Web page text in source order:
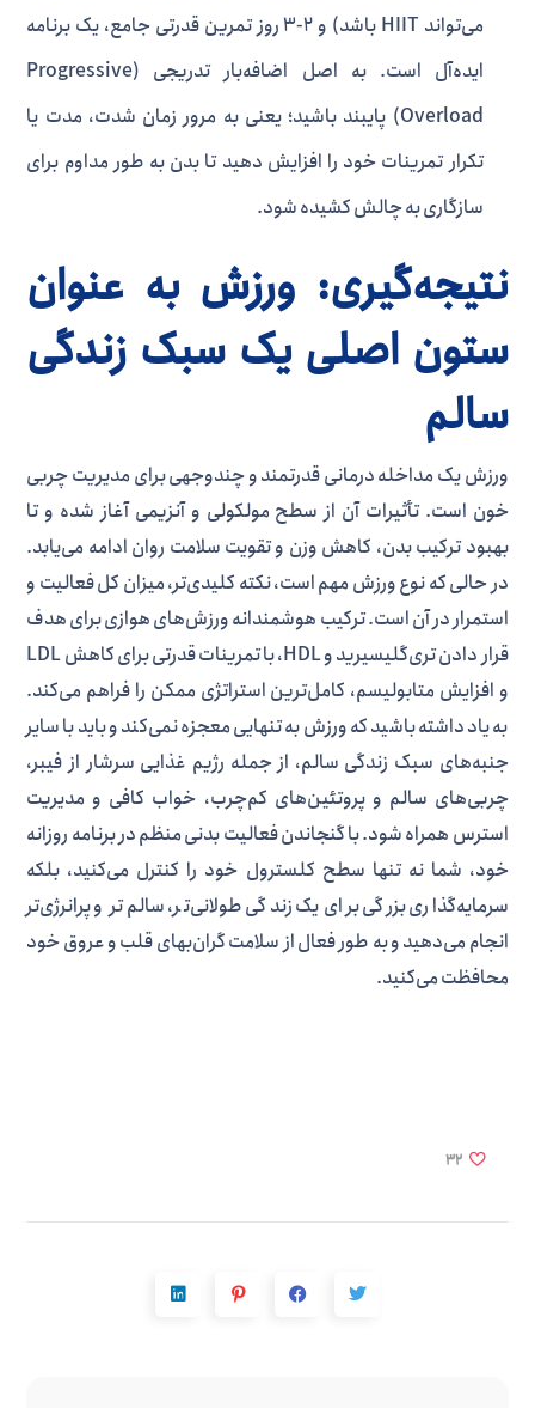
می‌تواند HIIT باشد) و ۲-۳ روز تمرین قدرتی جامع، یک برنامه
ایده‌آل است. به اصل اضافه‌بار تدریجی (Progressive
Overload) پایبند باشید؛ یعنی به مرور زمان شدت، مدت یا
تکرار تمرینات خود را افزایش دهید تا بدن به طور مداوم برای
سازگاری به چالش کشیده شود.
نتیجه‌گیری: ورزش به عنوان
ستون اصلی یک سبک زندگی
سالم
ورزش یک مداخله درمانی قدرتمند و چندوجهی برای مدیریت چربی
خون است. تأثیرات آن از سطح مولکولی و آنزیمی آغاز شده و تا
بهبود ترکیب بدن، کاهش وزن و تقویت سلامت روان ادامه می‌یابد.
در حالی که نوع ورزش مهم است، نکته کلیدی‌تر، میزان کل فعالیت و
استمرار در آن است. ترکیب هوشمندانه ورزش‌های هوازی برای هدف
قرار دادن تری‌گلیسیرید و HDL، با تمرینات قدرتی برای کاهش LDL
و افزایش متابولیسم، کامل‌ترین استراتژی ممکن را فراهم می‌کند.
به یاد داشته باشید که ورزش به تنهایی معجزه نمی‌کند و باید با سایر
جنبه‌های سبک زندگی سالم، از جمله رژیم غذایی سرشار از فیبر،
چربی‌های سالم و پروتئین‌های کم‌چرب، خواب کافی و مدیریت
استرس همراه شود. با گنجاندن فعالیت بدنی منظم در برنامه روزانه
خود، شما نه تنها سطح کلسترول خود را کنترل می‌کنید، بلکه
سرمایه‌گذاری بزرگی برای یک زندگی طولانی‌تر، سالم‌تر و پرانرژی‌تر
انجام می‌دهید و به طور فعال از سلامت گران‌بهای قلب و عروق خود
محافظت می‌کنید.
32